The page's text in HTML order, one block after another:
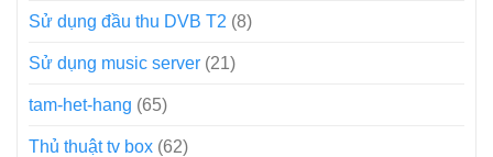
Sử dụng đầu thu DVB T2 (8)
Sử dụng music server (21)
tam-het-hang (65)
Thủ thuật tv box (62)